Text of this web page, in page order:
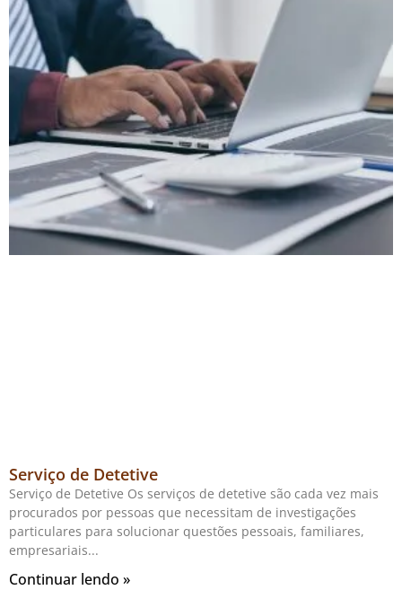
Serviço de Detetive
Serviço de Detetive Os serviços de detetive são cada vez mais
procurados por pessoas que necessitam de investigações
particulares para solucionar questões pessoais, familiares,
empresariais
Continuar lendo »